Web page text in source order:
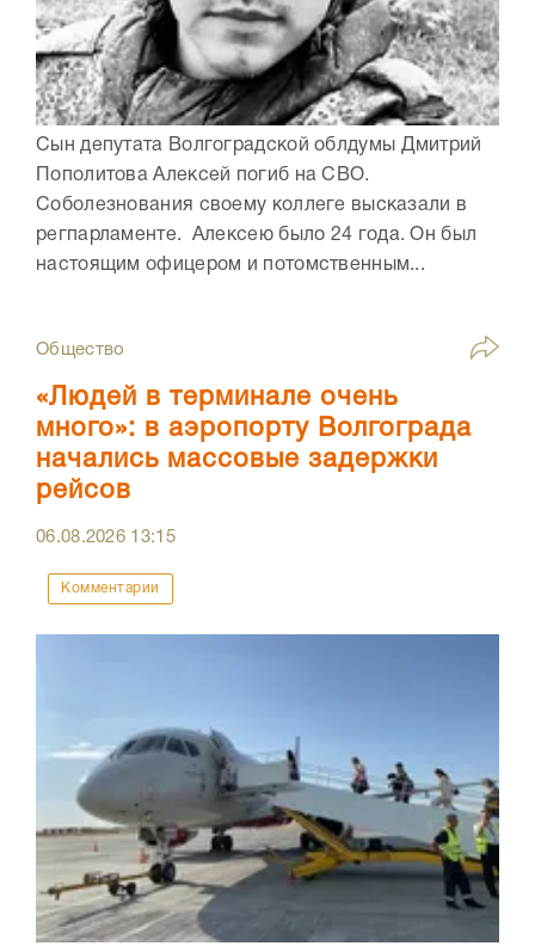
Сын депутата Волгоградской облдумы Дмитрий
Пополитова Алексей погиб на СВО.
Соболезнования своему коллеге высказали в
регпарламенте. Алексею было 24 года. Он был
настоящим офицером и потомственным...
Общество
«Людей в терминале очень
много»: в аэропорту Волгограда
начались массовые задержки
рейсов
06.08.2026 13:15
Комментарии